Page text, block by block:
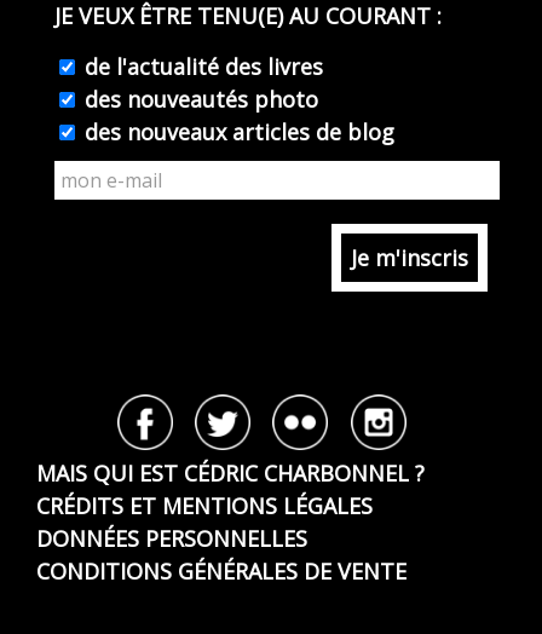
JE VEUX ÊTRE TENU(E) AU COURANT :
de l'actualité des livres
des nouveautés photo
des nouveaux articles de blog
MAIS QUI EST CÉDRIC CHARBONNEL ?
CRÉDITS ET MENTIONS LÉGALES
DONNÉES PERSONNELLES
CONDITIONS GÉNÉRALES DE VENTE